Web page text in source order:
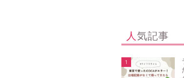
人気記事
1